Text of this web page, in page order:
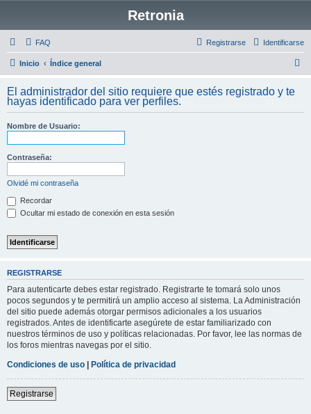
Retronia
FAQ Identificarse
Registrarse
Inicio Índice general
c
El administrador del sitio requiere que estés registrado y te
hayas identificado para ver perfiles.
Nombre de Usuario:
Contraseña:
Olvidé mi contraseña
Recordar
Ocultar mi estado de conexión en esta sesión
REGISTRARSE
Para autenticarte debes estar registrado. Registrarte te tomará solo unos
pocos segundos y te permitirá un amplio acceso al sistema. La Administración
del sitio puede además otorgar permisos adicionales a los usuarios
registrados. Antes de identificarte asegúrete de estar familiarizado con
nuestros términos de uso y políticas relacionadas. Por favor, lee las normas de
los foros mientras navegas por el sitio.
Condiciones de uso | Política de privacidad
Registrarse